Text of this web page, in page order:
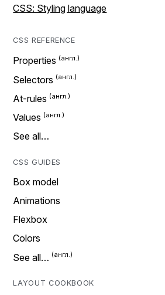
CSS: Styling language
CSS REFERENCE
Properties
Selectors
At-rules
Values
See all…
CSS GUIDES
Box model
Animations
Flexbox
Colors
See all…
LAYOUT COOKBOOK